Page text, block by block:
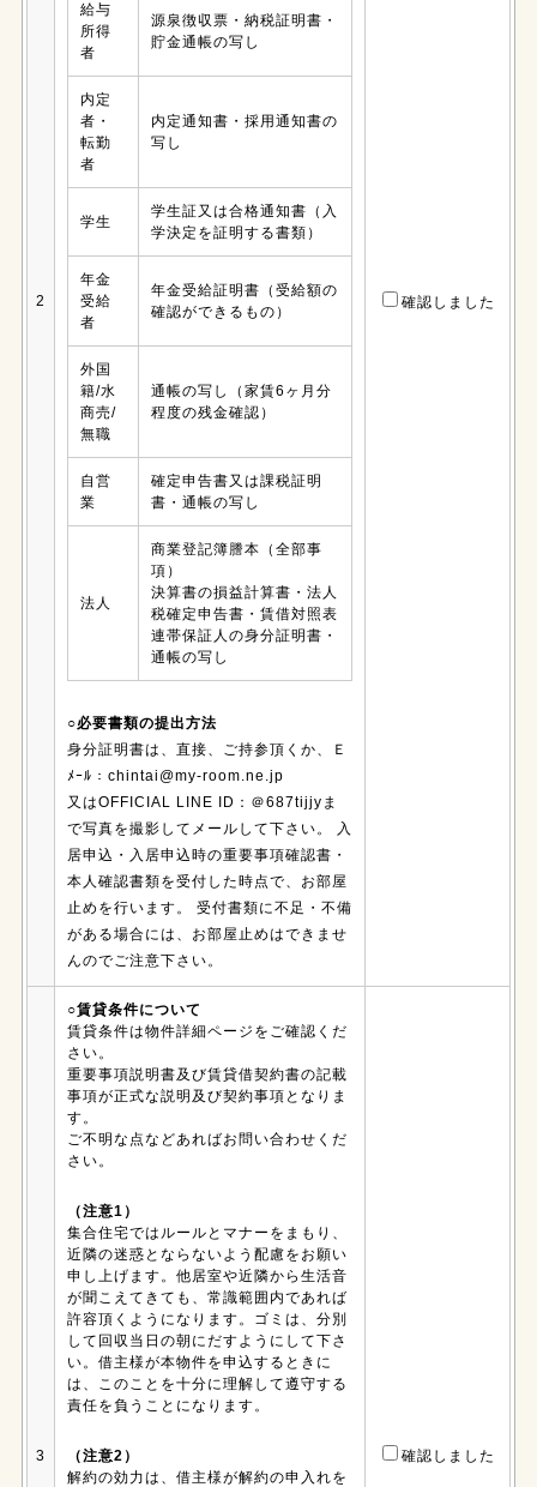
2
給与
所得
者
源泉徴収票・納税証明書・
貯金通帳の写し
内定
者・
転勤
者
内定通知書・採用通知書の
写し
学生
学生証又は合格通知書（入
学決定を証明する書類）
年金
受給
者
年金受給証明書（受給額の
確認ができるもの）
外国
籍/水
商売/
無職
通帳の写し（家賃6ヶ月分
程度の残金確認）
自営
業
確定申告書又は課税証明
書・通帳の写し
法人
商業登記簿謄本（全部事
項）
決算書の損益計算書・法人
税確定申告書・賃借対照表
連帯保証人の身分証明書・
通帳の写し
○必要書類の提出方法
身分証明書は、直接、ご持参頂くか、Ｅ
ﾒｰﾙ：chintai@my-room.ne.jp
又はOFFICIAL LINE ID：＠687tijjyま
で写真を撮影してメールして下さい。 入
居申込・入居申込時の重要事項確認書・
本人確認書類を受付した時点で、お部屋
止めを行います。 受付書類に不足・不備
がある場合には、お部屋止めはできませ
んのでご注意下さい。
確認しました
3
○賃貸条件について
賃貸条件は物件詳細ページをご確認くだ
さい。
重要事項説明書及び賃貸借契約書の記載
事項が正式な説明及び契約事項となりま
す。
ご不明な点などあればお問い合わせくだ
さい。
（注意1）
集合住宅ではルールとマナーをまもり、
近隣の迷惑とならないよう配慮をお願い
申し上げます。他居室や近隣から生活音
が聞こえてきても、常識範囲内であれば
許容頂くようになります。ゴミは、分別
して回収当日の朝にだすようにして下さ
い。借主様が本物件を申込するときに
は、このことを十分に理解して遵守する
責任を負うことになります。
（注意2）
解約の効力は、借主様が解約の申入れを
確認しました